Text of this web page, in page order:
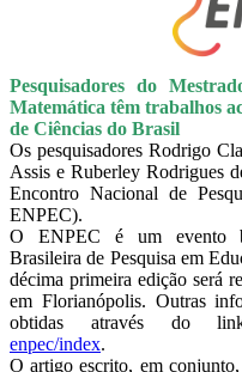
Pesquisadores do
Matemática têm trabalhos
de Ciências do Brasil
Os pesquisadores Rodrigo
Assis e Ruberley Rodrigues
Encontro Nacional de
ENPEC).
O ENPEC é um evento
Brasileira de Pesquisa em
décima primeira edição será
em Florianópolis. Outras
obtidas através do
enpec/index.
O artigo escrito, em